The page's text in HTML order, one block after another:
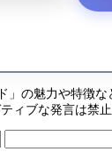
」の魅力や特徴な
ィブな発言は禁